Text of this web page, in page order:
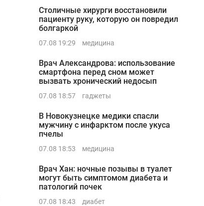
Столичные хирурги восстановили
пациенту руку, которую он повредил
болгаркой
07.08 19:29 медицина
Врач Александрова: использование
смартфона перед сном может
вызвать хронический недосып
07.08 18:57 гаджеты
В Новокузнецке медики спасли
мужчину с инфарктом после укуса
пчелы
07.08 18:53 медицина
Врач Хан: ночные позывы в туалет
могут быть симптомом диабета и
патологий почек
07.08 18:43 диабет